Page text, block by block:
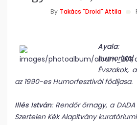
By Takács "Droid" Attila
Ayala:
Évszakok,
az 1990-es Humorfesztivál fődíjasa.
Illés István: Rendőr őrnagy, a
Szertelen Kék Alapítvány